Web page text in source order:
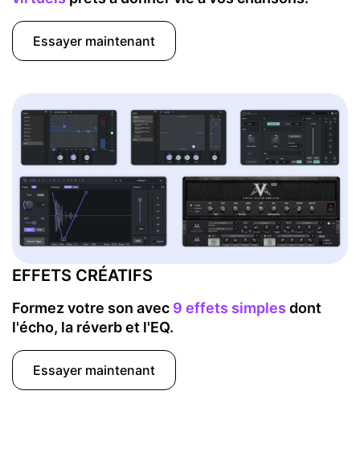
Essayer maintenant
EFFETS CRÉATIFS
Formez votre son avec 9 effets simples dont
l'écho, la réverb et l'EQ.
Essayer maintenant